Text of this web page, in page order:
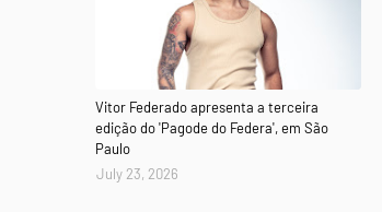
Vitor Federado apresenta a terceira
edição do 'Pagode do Federa', em São
Paulo
July 23, 2026